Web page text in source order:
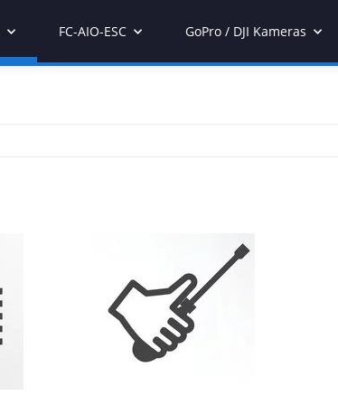
FC-AIO-ESC GoPro / DJI Kameras